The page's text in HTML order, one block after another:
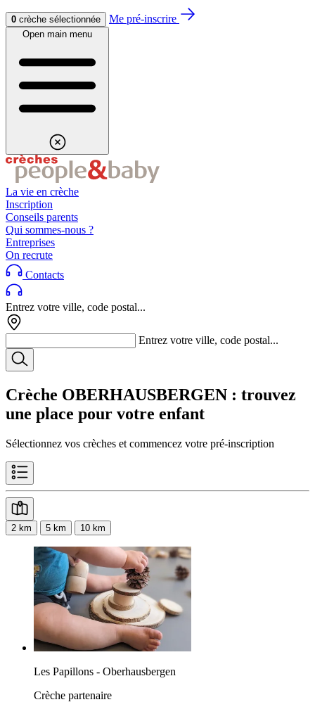
Aller au contenuAller au footer
0 crèche sélectionnée Me pré-inscrire
Open main menu
La vie en crèche
Inscription
Conseils parents
Qui sommes-nous ?
Entreprises
On recrute
Contacts
Entrez votre ville, code postal...
Entrez votre ville, code postal...
Crèche OBERHAUSBERGEN : trouvez
une place pour votre enfant
Sélectionnez vos crèches et commencez votre pré-inscription
2 km 5 km 10 km
Les Papillons - Oberhausbergen
Crèche partenaire